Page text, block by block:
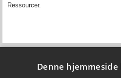
Ressourcer.
Denne